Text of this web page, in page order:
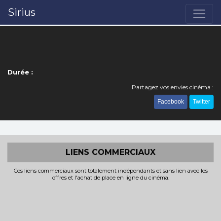
Sirius
Durée :
Partagez vos envies cinéma :
Facebook Twitter
LIENS COMMERCIAUX
Ces liens commerciaux sont totalement indépendants et sans lien avec les
offres et l'achat de place en ligne du cinéma.